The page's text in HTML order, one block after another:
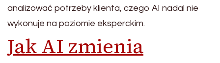
analizować potrzeby klienta, czego AI nadal nie
wykonuje na poziomie eksperckim.
Jak AI zmienia